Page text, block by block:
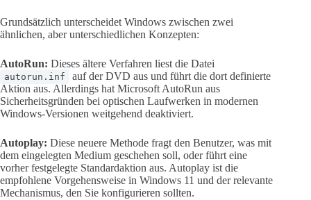
Grundsätzlich unterscheidet Windows zwischen zwei
ähnlichen, aber unterschiedlichen Konzepten:
AutoRun: Dieses ältere Verfahren liest die Datei
autorun.inf
auf der DVD aus und führt die dort definierte
Aktion aus. Allerdings hat Microsoft AutoRun aus
Sicherheitsgründen bei optischen Laufwerken in modernen
Windows-Versionen weitgehend deaktiviert.
Autoplay: Diese neuere Methode fragt den Benutzer, was mit
dem eingelegten Medium geschehen soll, oder führt eine
vorher festgelegte Standardaktion aus. Autoplay ist die
empfohlene Vorgehensweise in Windows 11 und der relevante
Mechanismus, den Sie konfigurieren sollten.